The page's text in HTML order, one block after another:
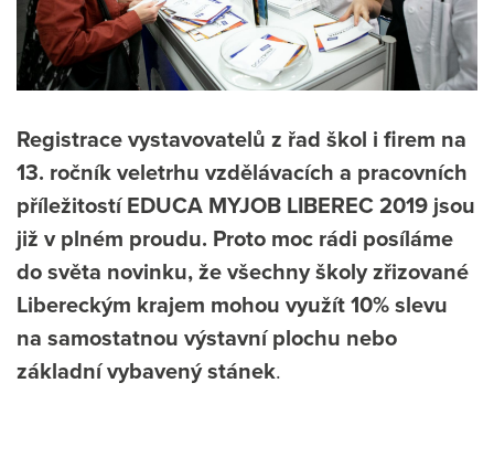
Registrace vystavovatelů z řad škol i firem na
13. ročník veletrhu vzdělávacích a pracovních
příležitostí EDUCA MYJOB LIBEREC 2019 jsou
již v plném proudu. Proto moc rádi posíláme
do světa novinku, že všechny školy zřizované
Libereckým krajem mohou využít 10% slevu
na samostatnou výstavní plochu nebo
základní vybavený stánek.